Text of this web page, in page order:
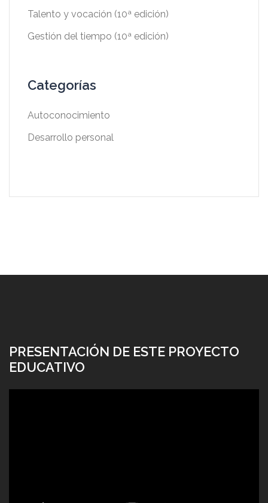
Talento y vocación (10ª edición)
Gestión del tiempo (10ª edición)
Categorías
Autoconocimiento
Desarrollo personal
PRESENTACIÓN DE ESTE PROYECTO
EDUCATIVO